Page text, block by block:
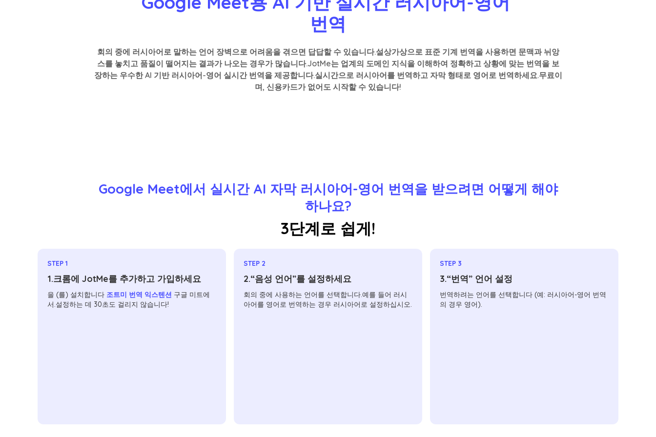
번역
회의 중에 러시아어로 말하는 언어 장벽으로 어려움을 겪으면 답답할 수 있습니다.설상가상으로 표준 기계 번역을 사용하면 문맥과 뉘앙
스를 놓치고 품질이 떨어지는 결과가 나오는 경우가 많습니다.JotMe는 업계의 도메인 지식을 이해하여 정확하고 상황에 맞는 번역을 보
장하는 우수한 AI 기반 러시아어-영어 실시간 번역을 제공합니다.실시간으로 러시아어를 번역하고 자막 형태로 영어로 번역하세요.무료이
며, 신용카드가 없어도 시작할 수 있습니다!
Google Meet에서 실시간 AI 자막 러시아어-영어 번역을 받으려면 어떻게 해야
하나요?
3단계로 쉽게!
STEP 1
1.크롬에 JotMe를 추가하고 가입하세요
을 (를) 설치합니다 조트미 번역 익스텐션 구글 미트에
서.설정하는 데 30초도 걸리지 않습니다!
STEP 2
2.“음성 언어”를 설정하세요
회의 중에 사용하는 언어를 선택합니다.예를 들어 러시
아어를 영어로 번역하는 경우 러시아어로 설정하십시오.
STEP 3
3.“번역” 언어 설정
번역하려는 언어를 선택합니다 (예: 러시아어-영어 번역
의 경우 영어).